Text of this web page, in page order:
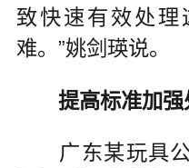
致快速有效处理
难。”姚剑瑛说。
提高标准加强
广东某玩具公